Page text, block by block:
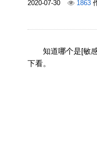
2020-07-30 1863
知道哪个是[敏感
下看。